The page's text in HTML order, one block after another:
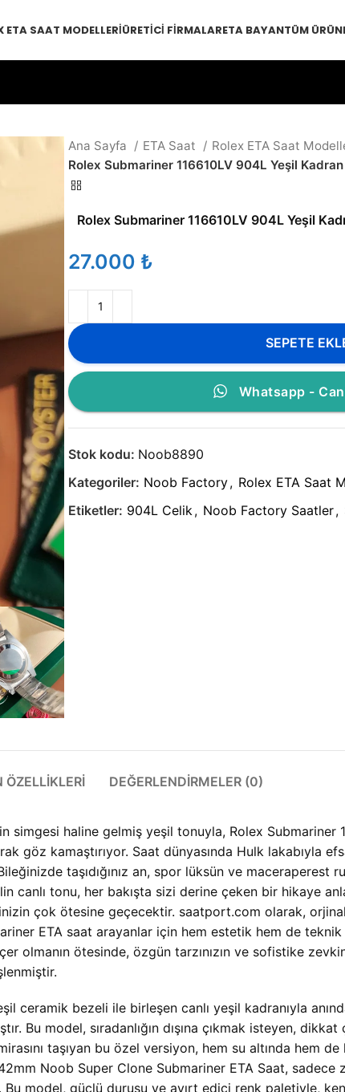
ETA SAAT MODELLERIÜRETICI FIRMALARETA BAYANTÜM
Ana Sayfa ETA Saat
Rolex ETA Saat
Rolex Submariner 116610LV 904L Yeşil
Rolex Submariner 116610LV 904L Yeşil
₺
SEPETE
Whatsapp -
Stok kodu: Noob8890
Kategoriler: Noob Factory, Rolex ETA Saat
Etiketler: 904L Celik , Noob Factory Saatler,
ÖZELLIKLERI DEĞERLENDIRMELER (0)
simgesi haline gelmiş yeşil tonuyla, Rolex Submariner
göz kamaştırıyor. Saat dünyasında Hulk lakabıyla
taşıdığınız an, spor lüksün ve maceraperest
canlı tonu, her bakışta sizi derine çeken bir hikaye
çok ötesine geçecektir. saatport.com olarak,
ETA saat arayanlar için hem estetik hem de
olmanın ötesinde, özgün tarzınızın ve sofistike
bezeli ile birleşen canlı yeşil kadranıyla
Bu model, sıradanlığın dışına çıkmak isteyen,
taşıyan bu özel versiyon, hem su altında hem
Noob Super Clone Submariner ETA Saat, sadece
model, güçlü duruşu ve ayırt edici renk paletiyle,